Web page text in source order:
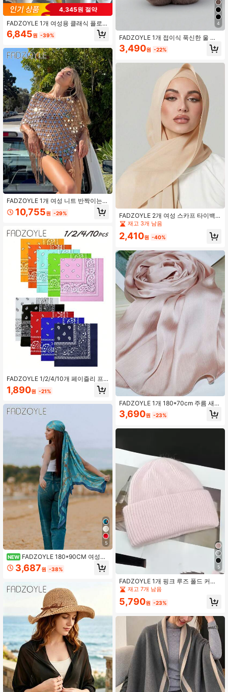
4,345원 절약
FADZOYLE 1개 여성용 클래식 플로럴
자카드 패션 스카프 숄, 따뜻하고 부드
러운, 가을/겨울 일상 착용, 이브닝 드
적합
6,845원 -39%
FADZOYLE 1개 여성 니트 반짝이는
스팽글 판초 탑 숄 및 랩 박쥐 소매 숄
비대칭 스웨터 커버업 비치웨어 파티
날 선물, 휴일
10,755원 -29%
FADZOYLE 1/2/4/10개 페이즐리 프
린트 반다나 헤드랩 스카프 손목밴드
다용도 사각 손수건 페이스 마스크 헤
1,890원 -21%
5
NEW FADZOYLE 180*90CM 여성용
새로운 패션 우아한 실크 스카프, 부드
러운 녹색 공작 깃털 프린트 헤드스카
3,687원 -38%
4
FADZOYLE 1개 접이식 푹신한 울 귀
마개, 조절 가능한 머리띠, 부드러운
울 안감, 유니섹스 겨울 귀마개, 커피
3,490원 -22%
FADZOYLE 2개 여성 스카프 타이백
캡 콤보 다용도 언더스카프 세트 히잡
모자 콤보 캐주얼 기도 액세서리
재고 3개 남음
2,410원 -40%
FADZOYLE 1개 180*70cm 주름 새틴
쉬폰 스카프/숄, 실크처럼 부드러운 촉
감, 쉬폰 헤드스카프, 여성용 긴 헤어
3,690원 -23%
5
FADZOYLE 1개 핑크 루즈 폴드 커프
니트 모자, 여성용 겨울 따뜻하고 편안
한 스키 모자, 유니섹스 성인 스타일
재고 7개 남음
5,790원 -23%